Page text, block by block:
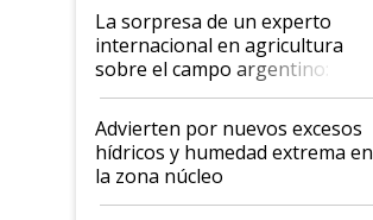
La sorpresa de un experto
internacional en agricultura
sobre el campo argentino:
"Estoy muy impresionado"
Advierten por nuevos excesos
hídricos y humedad extrema en
la zona núcleo